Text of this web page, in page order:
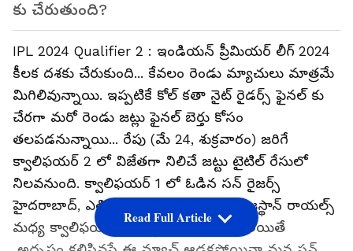
కు చేరుతుంది?
IPL 2024 Qualifier‌ 2 : ఇండియన్ ప్రీమియర్ లీగ్ 2024
కీలక దశకు చేరుకుంది... కేవలం రెండు మ్యాచులు మాత్రమే
మిగిలివున్నాయి. ఇప్పటికే కోల్ కతా నైట్ రైడర్స్ ఫైనల్ కు
చేరగా మరో రెండు జట్లు ఫైనల్ బెర్తు కోసం
తలపడనున్నాయి... రేపు (మే 24, శుక్రవారం) జరిగే
క్వాలిఫయర్ 2 లో విజేతగా నిలిచే జట్టు టైటిల్ రేసులో
నిలవనుంది. క్వాలిఫయర్ 1 లో ఓడిన సన్ రైజర్స్
హైదరాబాద్, ఎలిమినేటర్ మ్యాచ్ విజేత రాజస్థాన్ రాయల్స్
మధ్య క్వాలిఫయర్ 2 మ్యాచ్ జరగనుంది. అయితే
Read Full Article